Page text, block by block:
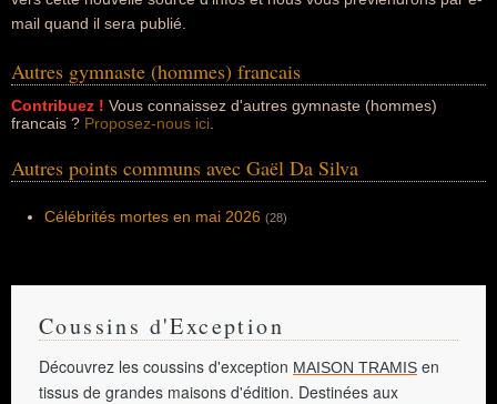
mail quand il sera publié.
Autres gymnaste (hommes) francais
Contribuez ! Vous connaissez d'autres gymnaste (hommes)
francais ? Proposez-nous ici
Autres points communs avec Gaël Da Silva
Célébrités mortes en mai 2026 (28)
Coussins d'Exception
Découvrez les coussins d'exception MAISON TRAMIS en
tissus de grandes maisons d'édition. Destinées aux